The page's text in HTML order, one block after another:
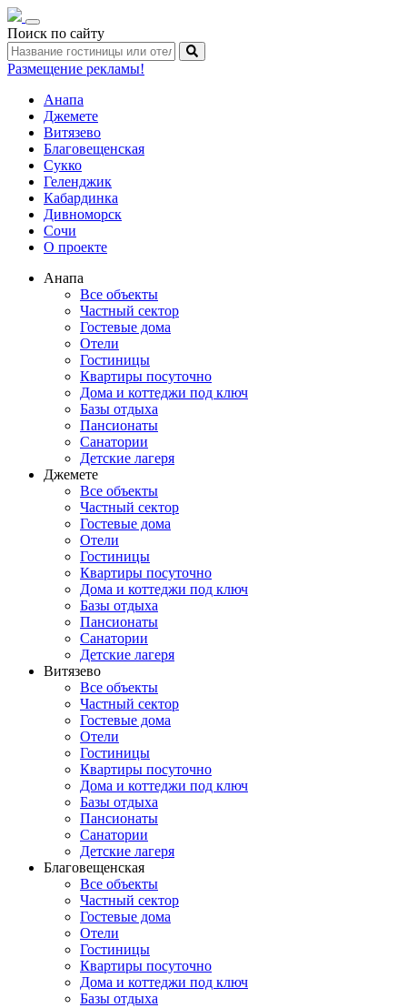
Toggle
navigation
Поиск по сайту
Размещение рекламы!
Анапа
Джемете
Витязево
Благовещенская
Сукко
Геленджик
Кабардинка
Дивноморск
Сочи
О проекте
Анапа
Все объекты
Частный сектор
Гостевые дома
Отели
Гостиницы
Квартиры посуточно
Дома и коттеджи под ключ
Базы отдыха
Пансионаты
Санатории
Детские лагеря
Джемете
Все объекты
Частный сектор
Гостевые дома
Отели
Гостиницы
Квартиры посуточно
Дома и коттеджи под ключ
Базы отдыха
Пансионаты
Санатории
Детские лагеря
Витязево
Все объекты
Частный сектор
Гостевые дома
Отели
Гостиницы
Квартиры посуточно
Дома и коттеджи под ключ
Базы отдыха
Пансионаты
Санатории
Детские лагеря
Благовещенская
Все объекты
Частный сектор
Гостевые дома
Отели
Гостиницы
Квартиры посуточно
Дома и коттеджи под ключ
Базы отдыха